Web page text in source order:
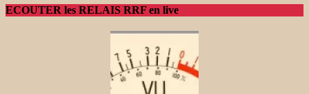
ECOUTER les RELAIS RRF en live